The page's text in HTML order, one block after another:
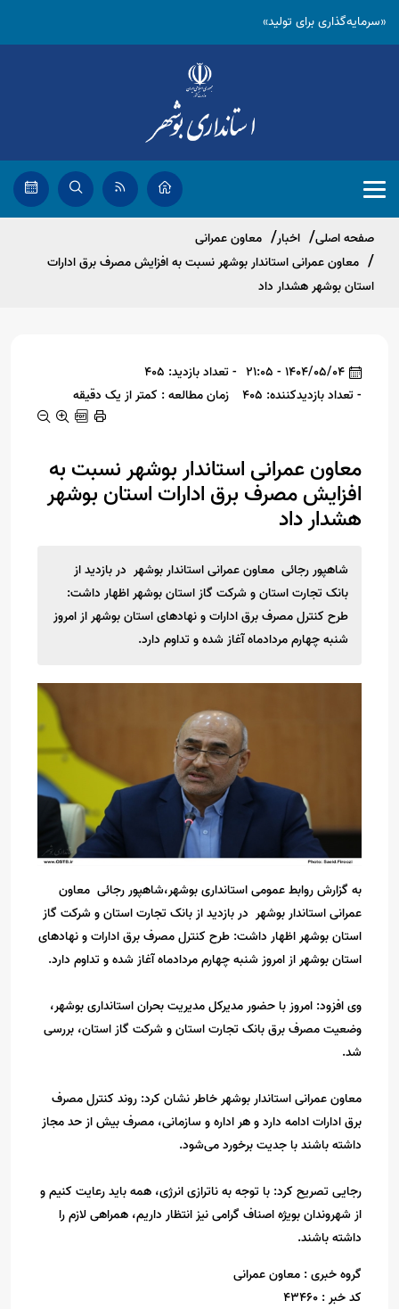
«سرمایه‌گذاری برای تولید»
صفحه اصلی اخبار
معاون عمرانی
معاون عمرانی استاندار بوشهر نسبت به افزایش مصرف برق ادارات
استان بوشهر هشدار داد
1404/05/04 - 21:05
- تعداد بازدید: 405
- تعداد بازدیدکننده: 405
زمان مطالعه : کمتر از یک دقیقه
معاون عمرانی استاندار بوشهر نسبت به
افزایش مصرف برق ادارات استان بوشهر
هشدار داد
شاهپور رجائی معاون عمرانی استاندار بوشهر در بازدید از
بانک تجارت استان و شرکت گاز استان بوشهر اظهار داشت:
طرح کنترل مصرف برق ادارات و نهادهای استان بوشهر از امروز
شنبه چهارم مردادماه آغاز شده و تداوم دارد.
به گزارش روابط عمومی استانداری بوشهر،شاهپور رجائی معاون
عمرانی استاندار بوشهر در بازدید از بانک تجارت استان و شرکت گاز
استان بوشهر اظهار داشت: طرح کنترل مصرف برق ادارات و نهادهای
استان بوشهر از امروز شنبه چهارم مردادماه آغاز شده و تداوم دارد.
وی افزود: امروز با حضور مدیرکل مدیریت بحران استانداری بوشهر،
وضعیت مصرف برق بانک تجارت استان و شرکت گاز استان، بررسی
شد.
معاون عمرانی استاندار بوشهر خاطر نشان کرد: روند کنترل مصرف
برق ادارات ادامه دارد و هر اداره و سازمانی، مصرف بیش از حد مجاز
داشته باشند با جدیت برخورد می‌شود.
رجایی تصریح کرد: با توجه به ناترازی انرژی، همه باید رعایت کنیم و
از شهروندان بویژه اصناف گرامی نیز انتظار داریم، همراهی لازم را
داشته باشند.
گروه خبری : معاون عمرانی
کد خبر : 43460